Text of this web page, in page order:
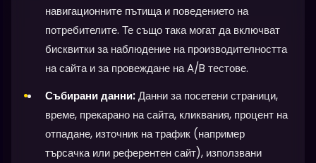
навигационните пътища и поведението на
потребителите. Те също така могат да включват
бисквитки за наблюдение на производителността
на сайта и за провеждане на A/B тестове.
Събирани данни:Данни за посетени страници,
време, прекарано на сайта, кликвания, процент на
отпадане, източник на трафик (например
търсачка или референтен сайт), използвани